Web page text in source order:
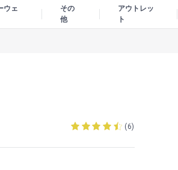
ウェ
その
他
アウトレッ
ト
(6)